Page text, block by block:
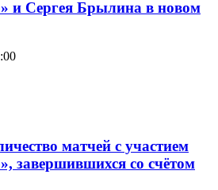
и Сергея Брылина в новом
матчей с участием
завершившихся со счётом